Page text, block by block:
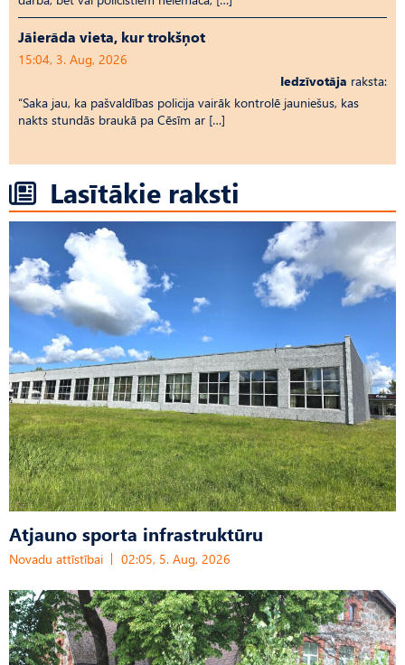
Jāierāda vieta, kur trokšņot
15:04, 3. Aug, 2026
Iedzīvotāja raksta:
“Saka jau, ka pašvaldības policija vairāk kontrolē jauniešus, kas
nakts stundās braukā pa Cēsīm ar […]
Lasītākie raksti
Atjauno sporta infrastruktūru
Novadu attīstībai 02:05, 5. Aug, 2026